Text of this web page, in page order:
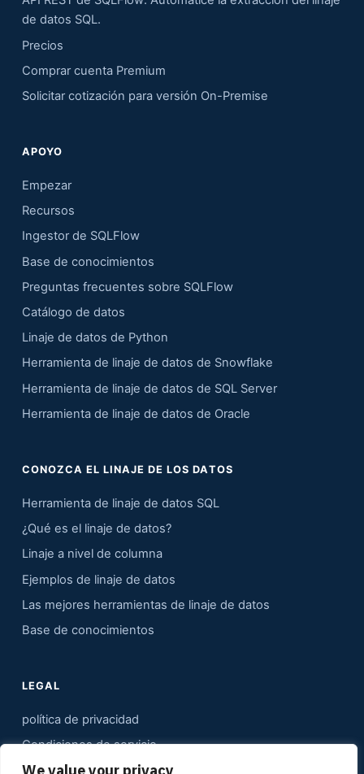
de datos SQL.
Precios
Comprar cuenta Premium
Solicitar cotización para versión On-Premise
APOYO
Empezar
Recursos
Ingestor de SQLFlow
Base de conocimientos
Preguntas frecuentes sobre SQLFlow
Catálogo de datos
Linaje de datos de Python
Herramienta de linaje de datos de Snowflake
Herramienta de linaje de datos de SQL Server
Herramienta de linaje de datos de Oracle
CONOZCA EL LINAJE DE LOS DATOS
Herramienta de linaje de datos SQL
¿Qué es el linaje de datos?
Linaje a nivel de columna
Ejemplos de linaje de datos
Las mejores herramientas de linaje de datos
Base de conocimientos
LEGAL
política de privacidad
Condiciones de servicio
Contacto